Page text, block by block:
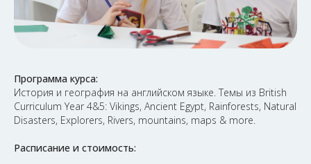
Программа курса:
История и география на английском языке. Темы из British
Curriculum Year 4&5: Vikings, Ancient Egypt, Rainforests, Natural
Disasters, Explorers, Rivers, mountains, maps & more.
Расписание и стоимость: